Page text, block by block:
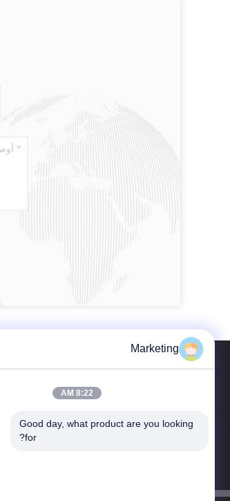
الهاتف：86-755-84567286
Marketing
8:22 AM
Good day, what product are you looking
for?